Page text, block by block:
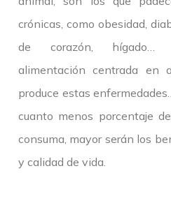
crónicas, como obesidad,
de corazón, hígado…
alimentación centrada en
produce estas
cuanto menos porcentaje
consuma, mayor serán los
y calidad de vida.